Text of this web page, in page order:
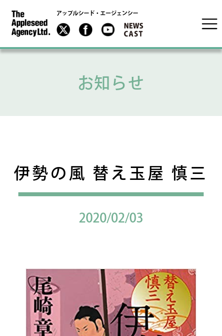
アップルシード・エージェンシー
お知らせ
伊勢の風 替え玉屋 慎三
2020/02/03